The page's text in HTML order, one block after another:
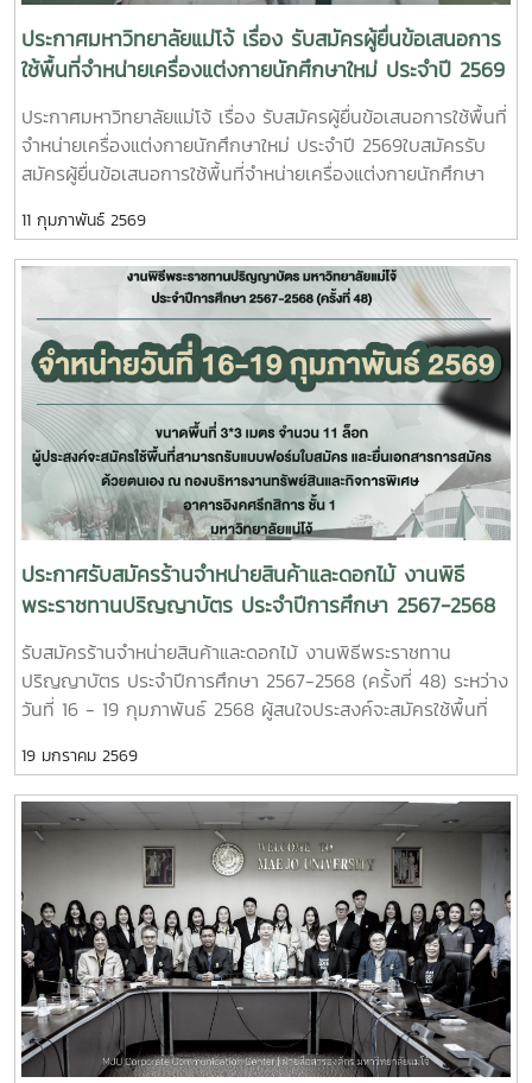
ประกาศมหาวิทยาลัยแม่โจ้ เรื่อง รับสมัครผู้ยื่นข้อเสนอการ
ใช้พื้นที่จำหน่ายเครื่องแต่งกายนักศึกษาใหม่ ประจำปี 2569
ประกาศมหาวิทยาลัยแม่โจ้ เรื่อง รับสมัครผู้ยื่นข้อเสนอการใช้พื้นที่
จำหน่ายเครื่องแต่งกายนักศึกษาใหม่ ประจำปี 2569ใบสมัครรับ
สมัครผู้ยื่นข้อเสนอการใช้พื้นที่จำหน่ายเครื่องแต่งกายนักศึกษา
2569 จำหน่ายเครื่องแต่งกายนักศึกษาใหม่ ประจำปี 2569 ใน
ระหว่างวันที่ 20 มิถุนายน – 1 กรกฎาคม 2569 หรือภายในช่วง
เวลาที่มหาวิทยาลัยกำหนด ให้แก่นักศึกษามหาวิทยาลัยแม่โจ้ ผู้
สนใจประสงค์จะยื่นข้อเสนอการใช้พื้นที่สามารถรับแบบฟอร์มใบ
สมัครได้ที่ กองบริหารงานทรัพย์สินและกิจการพิเศษ อาคารอิงค
ศรีกสิการ ชั้น 1 มหาวิทยาลัยแม่โจ้
11 กุมภาพันธ์ 2569
ประกาศรับสมัครร้านจำหน่ายสินค้าและดอกไม้ งานพิธี
พระราชทานปริญญาบัตร ประจำปีการศึกษา 2567-2568
(ครั้งที่ 48)
รับสมัครร้านจำหน่ายสินค้าและดอกไม้ งานพิธีพระราชทาน
ปริญญาบัตร ประจำปีการศึกษา 2567-2568 (ครั้งที่ 48) ระหว่าง
วันที่ 16 - 19 กุมภาพันธ์ 2568 ผู้สนใจประสงค์จะสมัครใช้พื้นที่
กองบริหารงานทรัพย์สินและกิจการพิเศษ อาคารอิงคศรีกสิการ
ชั้น 1 อ่านรายละเอียดเพิ่มเติมคลิก :
https://drive.google.com/drive/folders/
usp=sharing สนใจพื้นที่จำหน่ายสินค้า และบริการภายใน
มหาวิทยาลัยแม่โจ้ สามารถติดต่อได้ที่กองบริหารงานทรัพย์สินฯ
อาคารอิงคศรีกสิการ ชั้น 1 ติดต่อสอบถามได้ที่เบอร์ 053 875
690-2 , 0 5387 5695 Line : @assetmju (มี @) #MJU
#MaejoUniversity #แม่โจ้ #มหาวิทยาลัยแม่โจ้ #กองบริหาร
งานทรัพย์สินและกิจการพิเศษ_มหาวิทยาลัยแม่โจ้ #assetmju
#รับปริญญาแม่โจ้
19 มกราคม 2569